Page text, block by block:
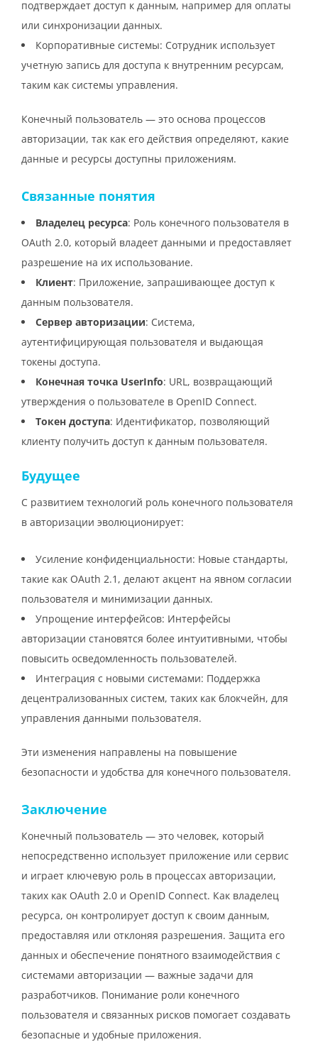
подтверждает доступ к данным, например для оплаты
или синхронизации данных.
Корпоративные системы: Сотрудник использует
учетную запись для доступа к внутренним ресурсам,
таким как системы управления.
Конечный пользователь — это основа процессов
авторизации, так как его действия определяют, какие
данные и ресурсы доступны приложениям.
Связанные понятия
Владелец ресурса: Роль конечного пользователя в
OAuth 2.0, который владеет данными и предоставляет
разрешение на их использование.
Клиент: Приложение, запрашивающее доступ к
данным пользователя.
Сервер авторизации: Система,
аутентифицирующая пользователя и выдающая
токены доступа.
Конечная точка UserInfo: URL, возвращающий
утверждения о пользователе в OpenID Connect.
Токен доступа: Идентификатор, позволяющий
клиенту получить доступ к данным пользователя.
Будущее
С развитием технологий роль конечного пользователя
в авторизации эволюционирует:
Усиление конфиденциальности: Новые стандарты,
такие как OAuth 2.1, делают акцент на явном согласии
пользователя и минимизации данных.
Упрощение интерфейсов: Интерфейсы
авторизации становятся более интуитивными, чтобы
повысить осведомленность пользователей.
Интеграция с новыми системами: Поддержка
децентрализованных систем, таких как блокчейн, для
управления данными пользователя.
Эти изменения направлены на повышение
безопасности и удобства для конечного пользователя.
Заключение
Конечный пользователь — это человек, который
непосредственно использует приложение или сервис
и играет ключевую роль в процессах авторизации,
таких как OAuth 2.0 и OpenID Connect. Как владелец
ресурса, он контролирует доступ к своим данным,
предоставляя или отклоняя разрешения. Защита его
данных и обеспечение понятного взаимодействия с
системами авторизации — важные задачи для
разработчиков. Понимание роли конечного
пользователя и связанных рисков помогает создавать
безопасные и удобные приложения.